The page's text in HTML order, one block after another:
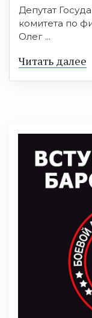
Депутат
комитета по
Олег ...
Читать далее